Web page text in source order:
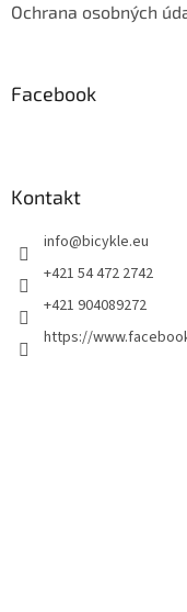
Ochrana osobných
Facebook
Kontakt
info@bicykle.eu
+421 54 472 2742
+421 904089272
https://